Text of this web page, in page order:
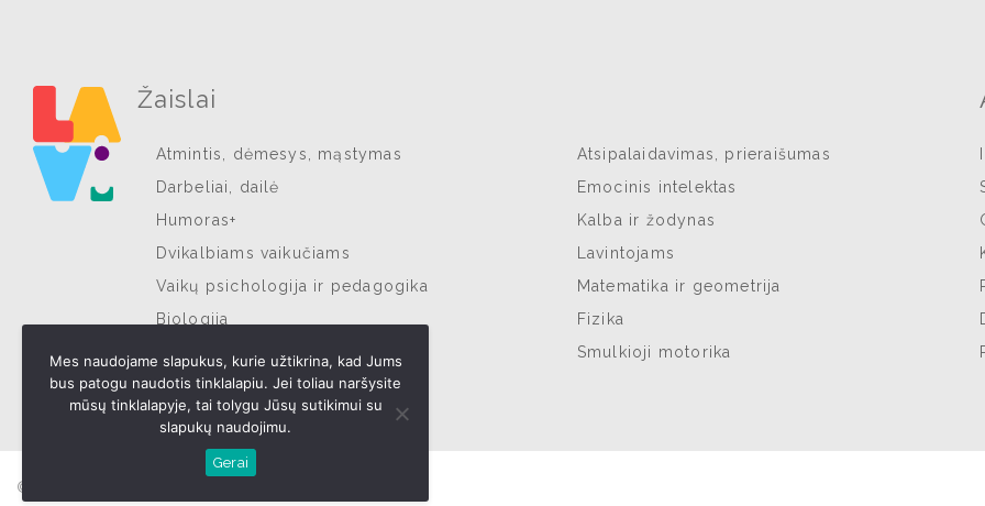
Žaislai
Atmintis, dėmesys, mąstymas
Atsipalaidavimas, prieraišumas
Darbeliai, dailė
Emocinis intelektas
Humoras+
Kalba ir žodynas
Dvikalbiams vaikučiams
Lavintojams
Vaikų psichologija ir pedagogika
Matematika ir geometrija
Biologija
Fizika
Muzika ir ritmas
Smulkioji motorika
Stambioji motorika
© Visos teisės saugomos MB Eo commerce
Mes naudojame slapukus, kurie užtikrina, kad Jums
bus patogu naudotis tinklalapiu. Jei toliau naršysite
mūsų tinklalapyje, tai tolygu Jūsų sutikimui su
slapukų naudojimu.
Gerai